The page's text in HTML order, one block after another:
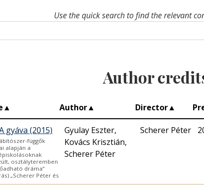
Use the quick search to find the relevant
Author
▲ Author▲ Director▲
gyáva (2015)
függők
alapján a
osztályteremben
dráma”
„Scherer Péter és
Gyulay Eszter,
Kovács Krisztián,
Scherer Péter
Scherer Péter